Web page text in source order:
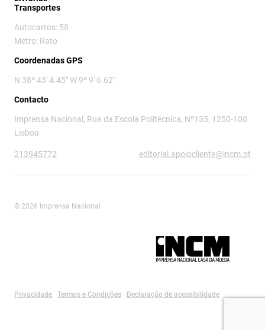
Transportes
Autocarros: 58
Metro: Rato
Coordenadas GPS
N 38º 43' 4.45" W 9º 9' 6.62"
Contacto
Imprensa Nacional, Rua da Escola Politécnica, Nº135, 1250-100
Lisboa
213945772 editorial.apoiocliente@incm.pt
© 2026 Imprensa Nacional
Privacidade Termos e Condições Declaração de acessibilidade